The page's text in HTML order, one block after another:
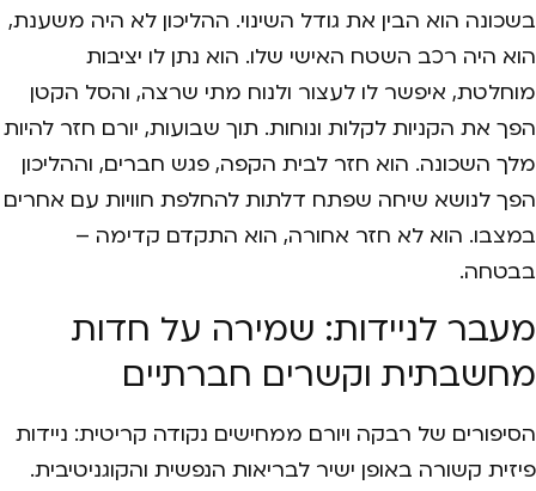
בשכונה הוא הבין את גודל השינוי. ההליכון לא היה משענת,
הוא היה רכב השטח האישי שלו. הוא נתן לו יציבות
מוחלטת, איפשר לו לעצור ולנוח מתי שרצה, והסל הקטן
הפך את הקניות לקלות ונוחות. תוך שבועות, יורם חזר להיות
מלך השכונה. הוא חזר לבית הקפה, פגש חברים, וההליכון
הפך לנושא שיחה שפתח דלתות להחלפת חוויות עם אחרים
במצבו. הוא לא חזר אחורה, הוא התקדם קדימה –
בבטחה.
מעבר לניידות: שמירה על חדות
מחשבתית וקשרים חברתיים
הסיפורים של רבקה ויורם ממחישים נקודה קריטית: ניידות
פיזית קשורה באופן ישיר לבריאות הנפשית והקוגניטיבית.